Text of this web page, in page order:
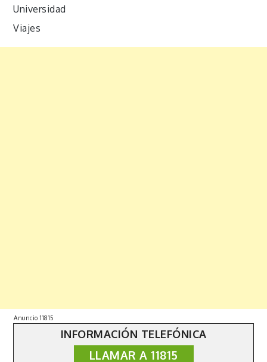
Universidad
Viajes
Copyright © 2019 | All Rights Reserved. Fabulist by
Anuncio 11815
INFORMACIÓN TELEFÓNICA
LLAMAR A 11815